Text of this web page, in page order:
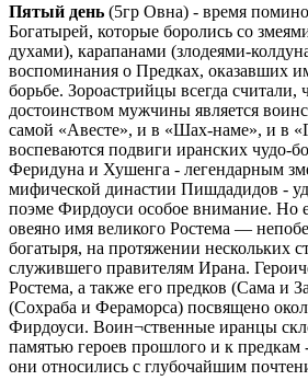
Пятый день (5гр Овна) - время
Богатырей, которые боролись со
духами), карапанами (злодеями-
воспоминания о Предках, оказавших
борьбе. Зороастрийцы всегда считали,
достоинством мужчины является
самой «Авесте», и в «Шах-наме», и в
воспеваются подвиги иранских чудо-
Феридуна и Хушенга - легендарным
мифической династии Пишдадидов -
поэме Фирдоуси особое внимание. Но
овеяно имя великого Ростема —
богатыря, на протяжении нескольких
служившего правителям Ирана.
Ростема, а также его предков (Сама и
(Сохраба и Фераморса) посвящено
Фирдоуси. Воин¬ственные иранцы
памятью героев прошлого и к предкам
они относились с глубочайшим